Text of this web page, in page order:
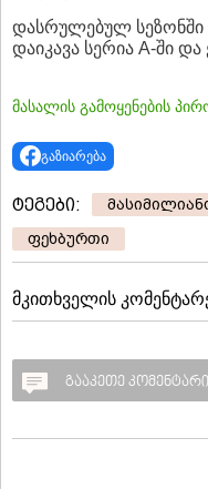
დასრულებულ სეზონში
დაიკავა სერია A-ში
მასალის გამოყენების
გაზიარება
ტეგები:
ფეხბურთი
მკითხველის
გააკეთე კომენტარი